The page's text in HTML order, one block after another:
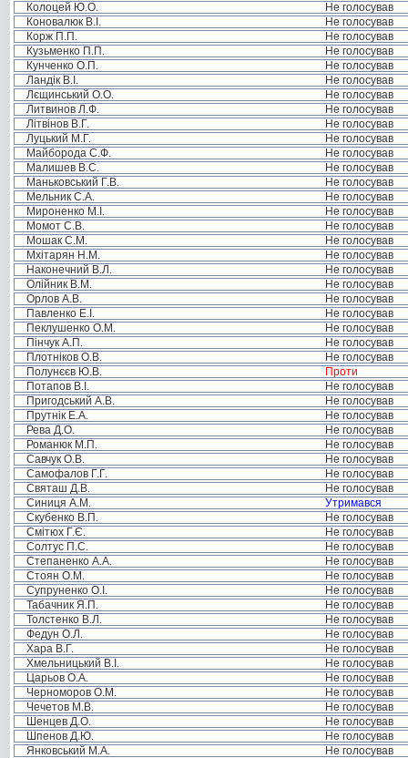
Колоцей Ю.О.
Не голосував
Коновалюк В.І.
Не голосував
Корж П.П.
Не голосував
Кузьменко П.П.
Не голосував
Кунченко О.П.
Не голосував
Ландік В.І.
Не голосував
Лєщинський О.О.
Не голосував
Литвинов Л.Ф.
Не голосував
Літвінов В.Г.
Не голосував
Луцький М.Г.
Не голосував
Майборода С.Ф.
Не голосував
Малишев В.С.
Не голосував
Маньковський Г.В.
Не голосував
Мельник С.А.
Не голосував
Мироненко М.І.
Не голосував
Момот С.В.
Не голосував
Мошак С.М.
Не голосував
Мхітарян Н.М.
Не голосував
Наконечний В.Л.
Не голосував
Олійник В.М.
Не голосував
Орлов А.В.
Не голосував
Павленко Е.І.
Не голосував
Пеклушенко О.М.
Не голосував
Пінчук А.П.
Не голосував
Плотніков О.В.
Не голосував
Полунєєв Ю.В.
Проти
Потапов В.І.
Не голосував
Пригодський А.В.
Не голосував
Прутнік Е.А.
Не голосував
Рева Д.О.
Не голосував
Романюк М.П.
Не голосував
Савчук О.В.
Не голосував
Самофалов Г.Г.
Не голосував
Святаш Д.В.
Не голосував
Синиця А.М.
Утримався
Скубенко В.П.
Не голосував
Смітюх Г.Є.
Не голосував
Солтус П.С.
Не голосував
Степаненко А.А.
Не голосував
Стоян О.М.
Не голосував
Супруненко О.І.
Не голосував
Табачник Я.П.
Не голосував
Толстенко В.Л.
Не голосував
Федун О.Л.
Не голосував
Хара В.Г.
Не голосував
Хмельницький В.І.
Не голосував
Царьов О.А.
Не голосував
Черноморов О.М.
Не голосував
Чечетов М.В.
Не голосував
Шенцев Д.О.
Не голосував
Шпенов Д.Ю.
Не голосував
Янковський М.А.
Не голосував